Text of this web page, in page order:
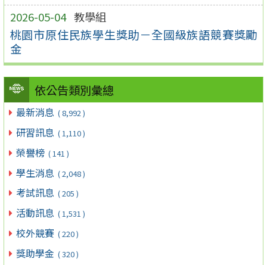
2026-05-04 教學組
桃園市原住民族學生獎助－全國級族語競賽獎勵
金
依公告類別彙總
最新消息 ( 8,992 )
研習訊息 ( 1,110 )
榮譽榜 ( 141 )
學生消息 ( 2,048 )
考試訊息 ( 205 )
活動訊息 ( 1,531 )
校外競賽 ( 220 )
獎助學金 ( 320 )